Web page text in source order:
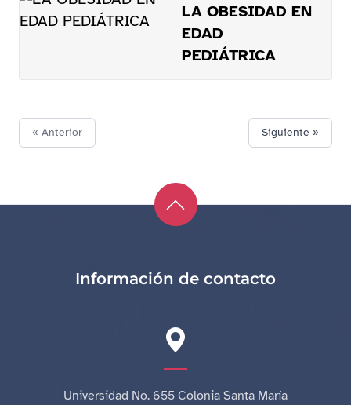
LA OBESIDAD EN
EDAD
PEDIÁTRICA
« Anterior Siguiente »
Información de contacto
Universidad No. 655 Colonia Santa María